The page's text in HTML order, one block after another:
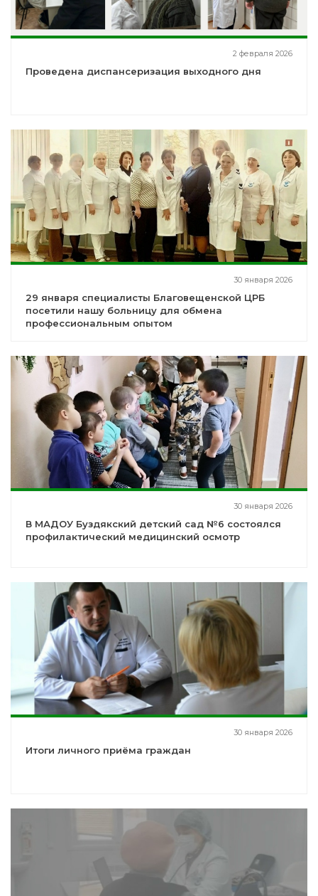
2 февраля 2026
Проведена диспансеризация выходного дня
30 января 2026
29 января специалисты Благовещенской ЦРБ
посетили нашу больницу для обмена
профессиональным опытом
30 января 2026
В МАДОУ Буздякский детский сад №6 состоялся
профилактический медицинский осмотр
30 января 2026
Итоги личного приёма граждан